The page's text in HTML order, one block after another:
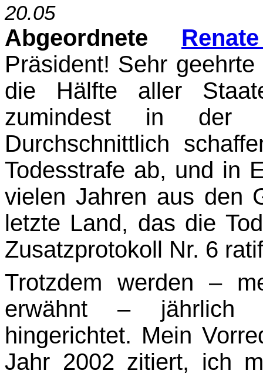
20.05
Abgeordnete
Präsident! Sehr
die Hälfte aller
zumindest in der
Durchschnittlich
Todesstrafe ab, und in
vielen Jahren aus den
letzte Land, das die
Zusatzprotokoll Nr. 6
Trotzdem werden –
erwähnt – jährlich
hingerichtet. Mein
Jahr 2002 zitiert, ich